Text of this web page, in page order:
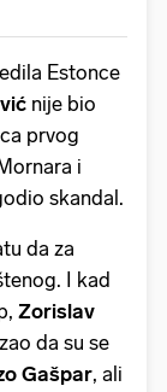
Estonce
nije bio
prvog
i
skandal.
da za
I kad
Zorislav
da su se
Gašpar, ali